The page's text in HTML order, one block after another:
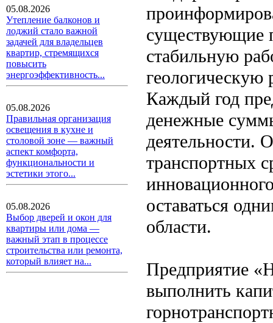
05.08.2026
Утепление балконов и
лоджий стало важной
задачей для владельцев
квартир, стремящихся
повысить
энергоэффективность...
05.08.2026
Правильная организация
освещения в кухне и
столовой зоне — важный
аспект комфорта,
функциональности и
эстетики этого...
05.08.2026
Выбор дверей и окон для
квартиры или дома —
важный этап в процессе
строительства или ремонта,
который влияет на...
существующие
стабильную
геологическую
Каждый год
денежные
деятельности.
транспортных
оставаться
области.
Предприятие
выполнить